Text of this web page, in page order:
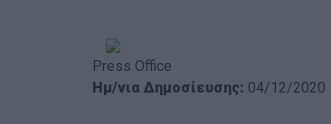
Press Office
Ημ/νια Δημοσίευσης: 04/12/2020